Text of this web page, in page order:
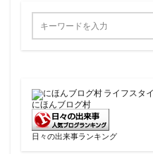
にほんブログ村
日々の出来事ランキング